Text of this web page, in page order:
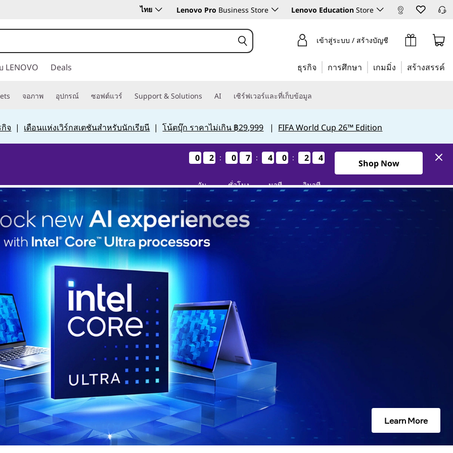
ไทย Lenovo Pro Business Store Lenovo Education Store
เข้าสู่ระบบ / สร้างบัญชี
LENOVO Deals ธุรกิจ การศึกษา เกมมิ่ง สร้างสรรค์
จอภาพ อุปกรณ์ ซอฟต์แวร์ Support & Solutions AI เซิร์ฟเวอร์และที่เก็บข้อมูล
จ | เดือนแห่งเวิร์กสเตชันสำหรับนักเรียนี |โน้ตบุ๊ก ราคาไม่เกิน ฿29,999 | FIFA World Cup 26™ Edition
0
0
0
0 2
2
2
2
วัน
: 0
0
0
0 7
7
7
7
ชั่วโมง
: 4
4
4
4 0
0
0
0
นาที
: 2
2
2
2 3
2
3
2
วินาที
2วัน7ชั่วโมง40นาที22วินาที
Shop Now
Learn More